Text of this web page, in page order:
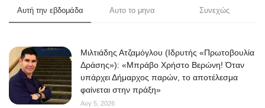
Αυτή την εβδομάδα Αυτο το μηνα Συνεχώς
Μιλτιάδης Ατζαμόγλου (Ιδρυτής «Πρωτοβουλία
Δράσης»): «Μπράβο Χρήστο Βερώνη! Όταν
υπάρχει Δήμαρχος παρών, το αποτέλεσμα
φαίνεται στην πράξη»
Αυγ 5, 2026